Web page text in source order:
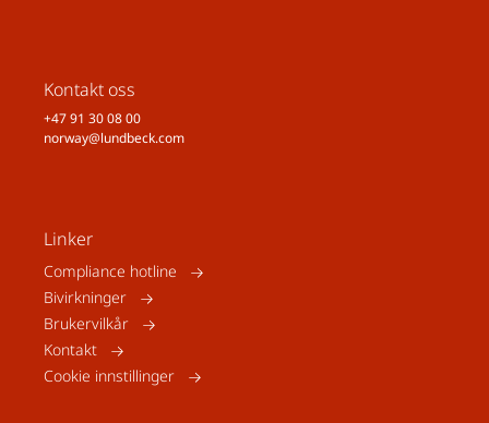
Kontakt oss
+47 91 30 08 00
norway@lundbeck.com
Linker
Compliance hotline
Bivirkninger
Brukervilkår
Kontakt
Cookie innstillinger